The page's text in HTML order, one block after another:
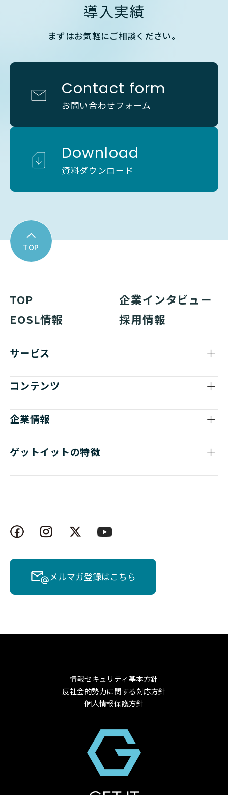
導入実績
まずはお気軽にご相談ください。
Contact form
お問い合わせフォーム
Download
資料ダウンロード
TOP
TOP
企業インタビュー
EOSL情報
採用情報
サービス
コンテンツ
企業情報
ゲットイットの特徴
メルマガ登録はこちら
情報セキュリティ基本方針
反社会的勢力に関する対応方針
個人情報保護方針